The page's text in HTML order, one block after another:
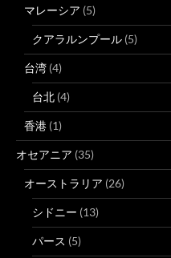
マレーシア (5)
クアラルンプール (5)
台湾 (4)
台北 (4)
香港 (1)
オセアニア (35)
オーストラリア (26)
シドニー (13)
パース (5)